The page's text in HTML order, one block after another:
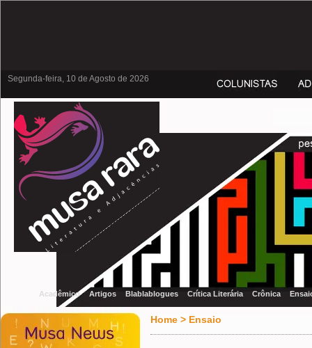
Segunda-feira, 10 de Agosto de 2026
Acadêmico Artigos Blablablogues Crítica Literária Crônica
Home > Ensaio